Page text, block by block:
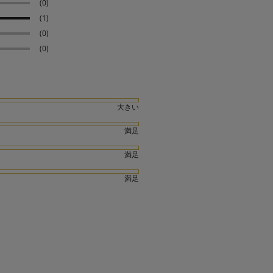
(0)
(1)
(0)
(0)
大きい
満足
満足
満足